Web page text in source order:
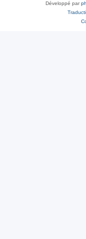
Développé par